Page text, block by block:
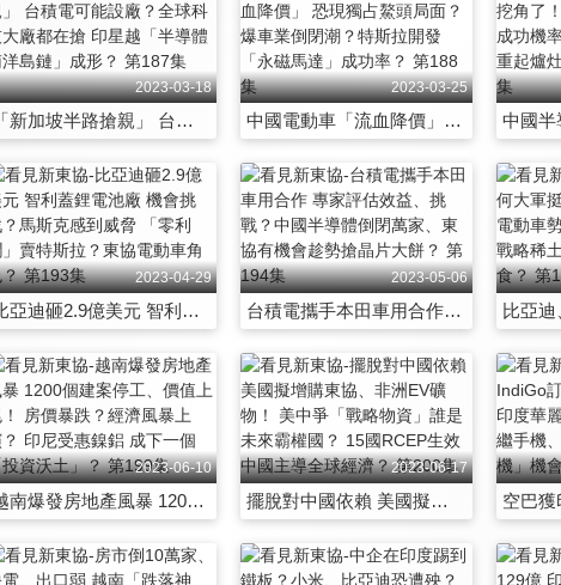
2023-03-18
「新加坡半路搶親」 台積電可能設廠？全球科技大廠都在搶 印星越「半導體南洋島鏈」成形？ 第187集
2023-03-25
中國電動車「流血降價」 恐現獨占鰲頭局面？爆車業倒閉潮？特斯拉開發「永磁馬達」成功率？ 第188集
2023-04-29
比亞迪砸2.9億美元 智利蓋鋰電池廠 機會挑戰？馬斯克感到威脅 「零利潤」賣特斯拉？東協電動車角色？ 第193集
2023-05-06
台積電攜手本田車用合作 專家評估效益、挑戰？中國半導體倒閉萬家、東協有機會趁勢搶晶片大餅？ 第194集
2023-06-10
越南爆發房地產風暴 1200個建案停工、價值上兆！ 房價暴跌？經濟風暴上演？ 印尼受惠鎳鋁 成下一個「投資沃土」？ 第199集
2023-06-17
擺脫對中國依賴 美國擬增購東協、非洲EV礦物！ 美中爭「戰略物資」誰是未來霸權國？ 15國RCEP生效 中國主導全球經濟？ 第200集